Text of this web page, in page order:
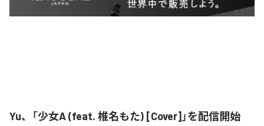
Yu、「少女A (feat. 椎名もた) [Cover]」を配信開始